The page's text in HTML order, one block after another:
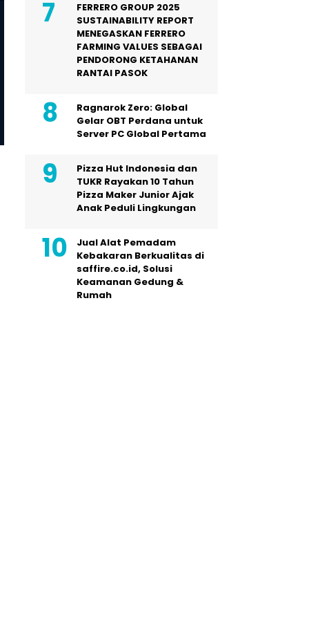
Pesan ke Para Caleg dan
Presiden Prabowo Subianto:
Jangan Menyerah, Jatuh Biasa
Politik
Pilkada DKI Jakarta
FERRERO GROUP 2025
SUSTAINABILITY REPORT
MENEGASKAN FERRERO
FARMING VALUES SEBAGAI
PENDORONG KETAHANAN
RANTAI PASOK
Ragnarok Zero: Global
Gelar OBT Perdana untuk
Server PC Global Pertama
Pizza Hut Indonesia dan
TUKR Rayakan 10 Tahun
Pizza Maker Junior Ajak
Anak Peduli Lingkungan
Jual Alat Pemadam
Kebakaran Berkualitas di
saffire.co.id, Solusi
Keamanan Gedung &
Rumah